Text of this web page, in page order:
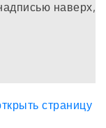
наверх,